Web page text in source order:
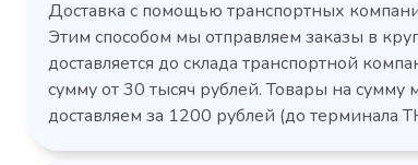
стали
Расход
электроэнергии за
сутки, кВт/ч, не
3,5
Доставка с помощью транспортных
Этим способом мы отправляем заказы в
доставляется до склада транспортной
сумму от 30 тысяч рублей. Товары на сумму
доставляем за 1200 рублей (до терминала